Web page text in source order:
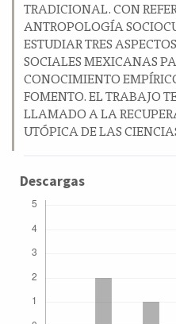
TRADICIONAL. CON
ANTROPOLOGÍA
ESTUDIAR TRES
SOCIALES MEXICANAS
CONOCIMIENTO
FOMENTO. EL TRABAJO
LLAMADO A LA
UTÓPICA DE LAS
Descargas